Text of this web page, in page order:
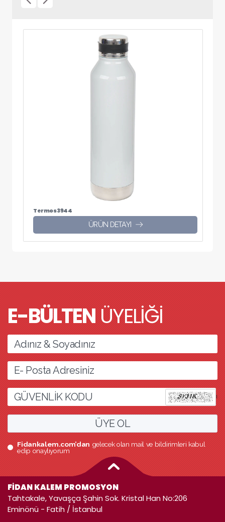
Termos 3944
ÜRÜN DETAYI
E-BÜLTENÜYELİĞİ
l
ÜYE OL
Fidankalem.com’dangelecek olan mail ve bildirimleri kabul
edip onaylıyorum
FİDAN KALEM PROMOSYON
Tahtakale, Yavaşça Şahin Sok. Kristal Han No:206
Eminönü - Fatih / İstanbul